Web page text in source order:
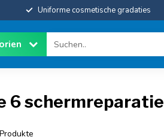
Uniforme cosmetische gradaties
6 schermreparatie
Produkte